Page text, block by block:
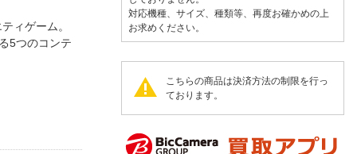
ィゲーム。
5つのコンテ
対応機種、サイズ、種類等、再度お確かめの上
お求めください。
こちらの商品は決済方法の制限を行っ
ております。